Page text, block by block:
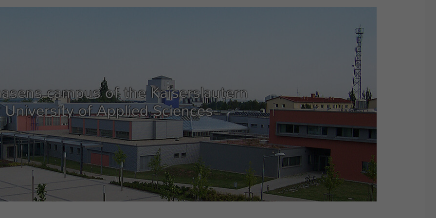
campus of the Kaiserslautern
University of Applied Sciences